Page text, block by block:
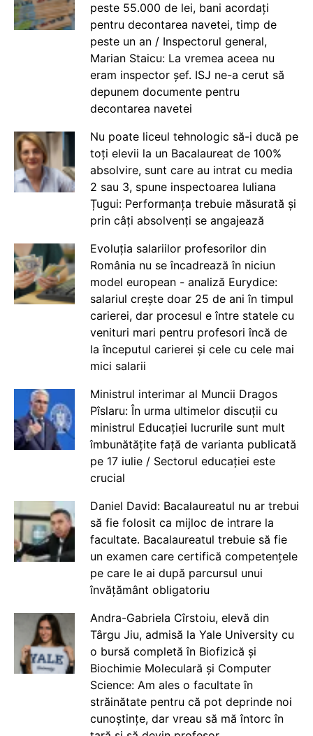
peste 55.000 de lei, bani acordați
pentru decontarea navetei, timp de
peste un an / Inspectorul general,
Marian Staicu: La vremea aceea nu
eram inspector șef. ISJ ne-a cerut să
depunem documente pentru
decontarea navetei
Nu poate liceul tehnologic să-i ducă pe
toți elevii la un Bacalaureat de 100%
absolvire, sunt care au intrat cu media
2 sau 3, spune inspectoarea Iuliana
Țugui: Performanța trebuie măsurată și
prin câți absolvenți se angajează
Evoluția salariilor profesorilor din
România nu se încadrează în niciun
model european - analiză Eurydice:
salariul crește doar 25 de ani în timpul
carierei, dar procesul e între statele cu
venituri mari pentru profesori încă de
la începutul carierei și cele cu cele mai
mici salarii
Ministrul interimar al Muncii Dragos
Pîslaru: În urma ultimelor discuții cu
ministrul Educației lucrurile sunt mult
îmbunătățite față de varianta publicată
pe 17 iulie / Sectorul educației este
crucial
Daniel David: Bacalaureatul nu ar trebui
să fie folosit ca mijloc de intrare la
facultate. Bacalaureatul trebuie să fie
un examen care certifică competențele
pe care le ai după parcursul unui
învățământ obligatoriu
Andra-Gabriela Cîrstoiu, elevă din
Târgu Jiu, admisă la Yale University cu
o bursă completă în Biofizică și
Biochimie Moleculară și Computer
Science: Am ales o facultate în
străinătate pentru că pot deprinde noi
cunoștințe, dar vreau să mă întorc în